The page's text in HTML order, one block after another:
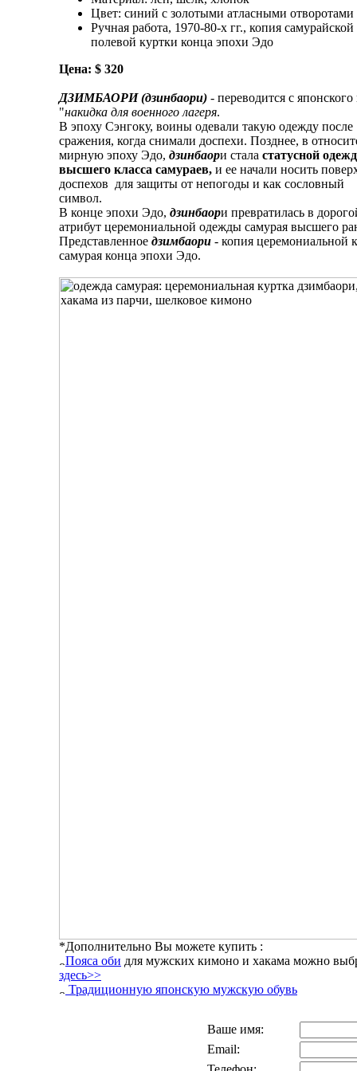
Цвет: синий с золотыми атласными отворотами
Ручная работа, 1970-80-х гг., копия самурайской
полевой куртки конца эпохи Эдо
Цена: $ 320
ДЗИМБАОРИ (дзинбаори) - переводится с японского
"накидка для военного лагеря.
В эпоху Сэнгоку, воины одевали такую одежду после
сражения, когда снимали доспехи. Позднее, в
мирную эпоху Эдо, дзинбаори стала статусной
высшего класса самураев, и ее начали носить
доспехов для защиты от непогоды и как сословный
символ.
В конце эпохи Эдо, дзинбаори превратилась в
атрибут церемониальной одежды самурая высшего
Представленное дзимбаори - копия церемониальной
самурая конца эпохи Эдо.
*Дополнительно Вы можете купить :
Пояса оби для мужских кимоно и хакама можно
здесь>>
Традиционную японскую мужскую обувь
Ваше имя:
Email: